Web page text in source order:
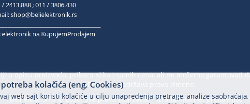
/ 2413.888 ; 011 / 3806.430
shop@belielektronik.rs
elektronik na KupujemProdajem
u opisu proizvoda, prikazu slika i samih cena, ali ne možemo garantovati
Prodavac zadržava pravo izmene.
Beli elektronik © 2026. Sva prava zadržana. -Izrada internet prodavnice-
kolačića (eng. Cookies)
web sajt koristi kolačiće u cilju unapređenja pretrage, analize saobraćaja,